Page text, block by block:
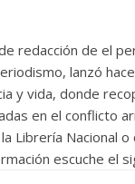
redacción de el
lanzó
y vida, donde
en el conflicto
la Librería
escuche el